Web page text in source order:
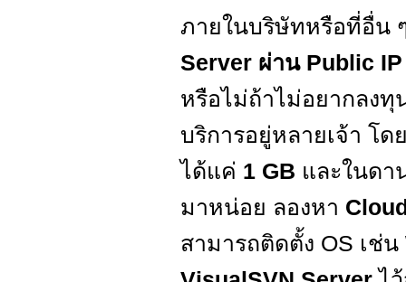
ภายในบริษัทหรือที่อื่น
Server ผ่าน Public IP
หรือไม่ถ้าไม่อยากลงทุ
บริการอยู่หลายเจ้า โด
ได้แค่ 1 GB และในดา
มาหน่อย ลองหา
สามารถติดตั้ง OS เช่น